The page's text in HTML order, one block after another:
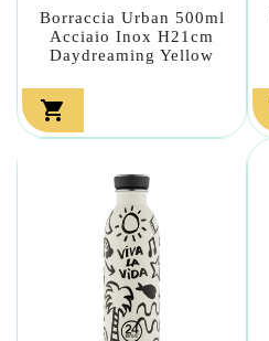
Borraccia Urban 500ml
Acciaio Inox H21cm
Daydreaming Yellow
